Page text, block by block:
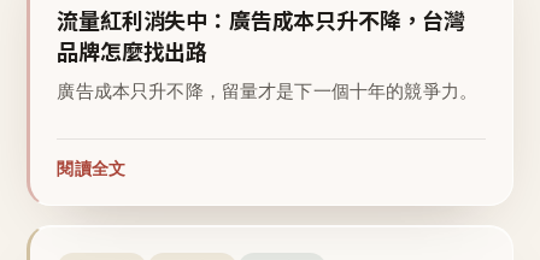
流量紅利消失中：廣告成本只升不降，台灣
品牌怎麼找出路
廣告成本只升不降，留量才是下一個十年的競爭力。
閱讀全文